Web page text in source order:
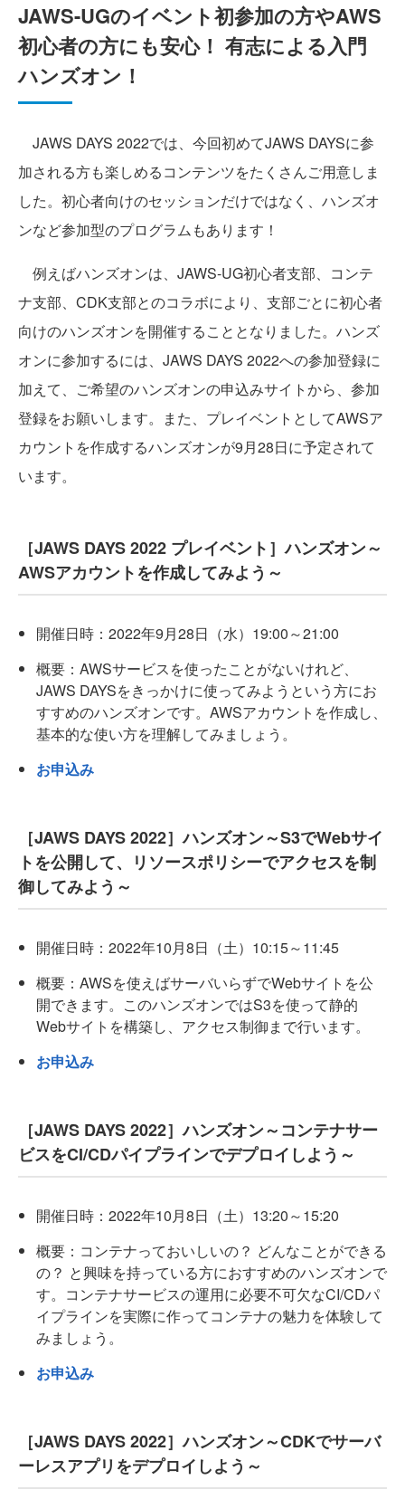
JAWS-UGのイベント初参加の方やAWS
初心者の方にも安心！ 有志による入門
ハンズオン！
JAWS DAYS 2022では、今回初めてJAWS DAYSに参
加される方も楽しめるコンテンツをたくさんご用意しま
した。初心者向けのセッションだけではなく、ハンズオ
ンなど参加型のプログラムもあります！
例えばハンズオンは、JAWS-UG初心者支部、コンテ
ナ支部、CDK支部とのコラボにより、支部ごとに初心者
向けのハンズオンを開催することとなりました。ハンズ
オンに参加するには、JAWS DAYS 2022への参加登録に
加えて、ご希望のハンズオンの申込みサイトから、参加
登録をお願いします。また、プレイベントとしてAWSア
カウントを作成するハンズオンが9月28日に予定されて
います。
［JAWS DAYS 2022 プレイベント］ハンズオン～
AWSアカウントを作成してみよう～
開催日時：2022年9月28日（水）19:00～21:00
概要：AWSサービスを使ったことがないけれど、
JAWS DAYSをきっかけに使ってみようという方にお
すすめのハンズオンです。AWSアカウントを作成し、
基本的な使い方を理解してみましょう。
お申込み
［JAWS DAYS 2022］ハンズオン～S3でWebサイ
トを公開して、リソースポリシーでアクセスを制
御してみよう～
開催日時：2022年10月8日（土）10:15～11:45
概要：AWSを使えばサーバいらずでWebサイトを公
開できます。このハンズオンではS3を使って静的
Webサイトを構築し、アクセス制御まで行います。
お申込み
［JAWS DAYS 2022］ハンズオン～コンテナサー
ビスをCI/CDパイプラインでデプロイしよう～
開催日時：2022年10月8日（土）13:20～15:20
概要：コンテナっておいしいの？ どんなことができる
の？ と興味を持っている方におすすめのハンズオンで
す。コンテナサービスの運用に必要不可欠なCI/CDパ
イプラインを実際に作ってコンテナの魅力を体験して
みましょう。
お申込み
［JAWS DAYS 2022］ハンズオン～CDKでサーバ
ーレスアプリをデプロイしよう～